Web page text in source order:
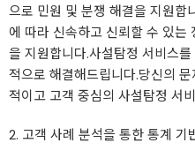
으로 민원 및 분쟁 해결을 지원합
에 따라 신속하고 신뢰할 수 있는
을 지원합니다.사설탐정 서비스
적으로 해결해드립니다.당신의
적이고 고객 중심의 사설탐정 서
2. 고객 사례 분석을 통한 통계 기